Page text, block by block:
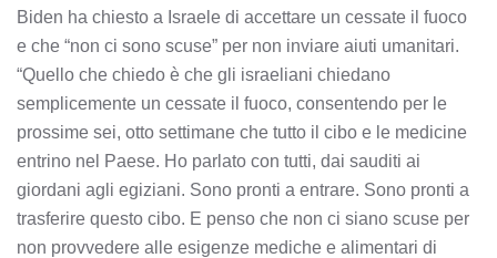
Biden ha chiesto a Israele di accettare un cessate il fuoco
e che “non ci sono scuse” per non inviare aiuti umanitari.
“Quello che chiedo è che gli israeliani chiedano
semplicemente un cessate il fuoco, consentendo per le
prossime sei, otto settimane che tutto il cibo e le medicine
entrino nel Paese. Ho parlato con tutti, dai sauditi ai
giordani agli egiziani. Sono pronti a entrare. Sono pronti a
trasferire questo cibo. E penso che non ci siano scuse per
non provvedere alle esigenze mediche e alimentari di